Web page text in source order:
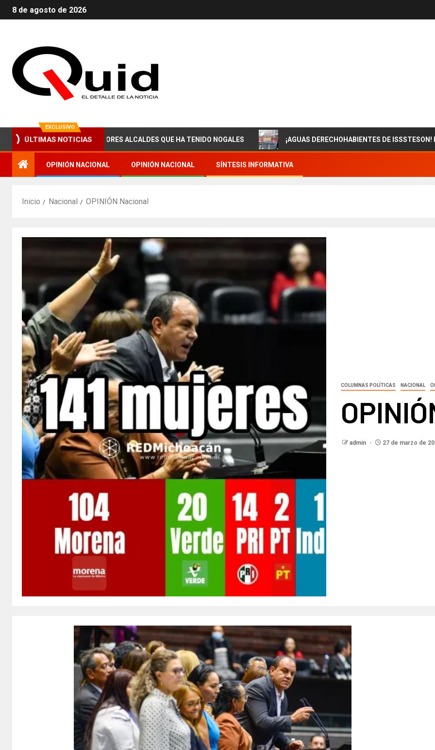
8 de agosto de 2026
EXCLUSIVO
ÚLTIMAS NOTICIAS
UNO DE LOS MEJORES ALCALDES QUE HA TENIDO NOGALES ¡AGUAS DERECHOHABIENTES DE ISSSTESON! EN
OPINIÓN NACIONAL OPINIÓN NACIONAL SÍNTESIS INFORMATIVA
Inicio Nacional OPINIÓN Nacional
COLUMNAS POLÍTICAS NACIONAL
admin 27 de marzo de